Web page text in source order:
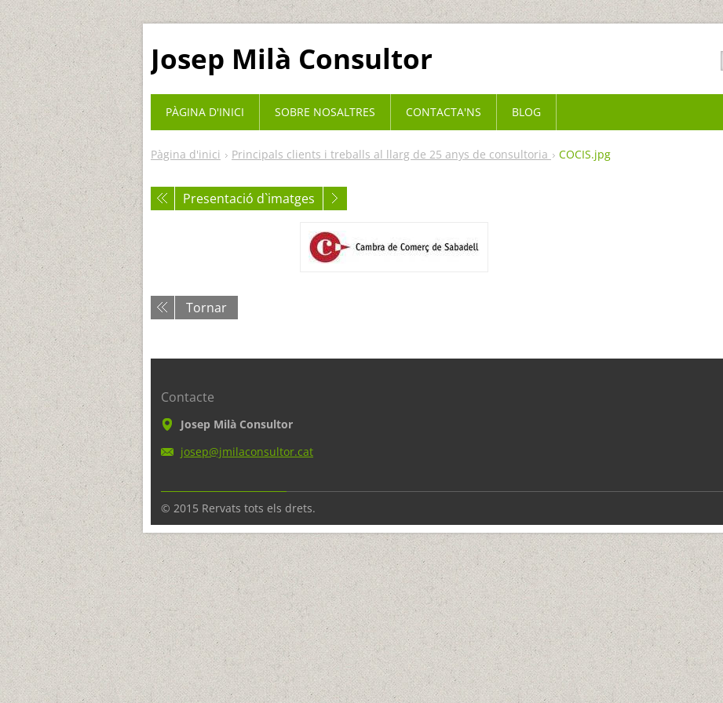
Josep Milà Consultor
Pàgina d'inici Principals clients i treballs al llarg de 25 anys de consultoria COCIS.jpg
Presentació d`imatges
Tornar
PÀGINA D'INICI SOBRE NOSALTRES CONTACTA'NS BLOG
Contacte
Josep Milà Consultor
josep@jmilaconsultor.cat
© 2015 Rervats tots els drets.